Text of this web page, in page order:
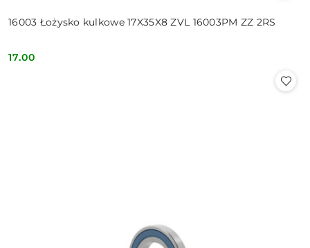
16003 Łożysko kulkowe 17X35X8 ZVL 16003PM ZZ 2RS
Cena:
17.00